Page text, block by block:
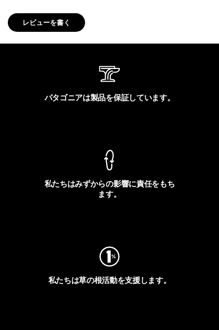
レビューを書く
パタゴニアは製品を保証しています。
私たちはみずからの影響に責任をもち
ます。
私たちは草の根活動を支援します。